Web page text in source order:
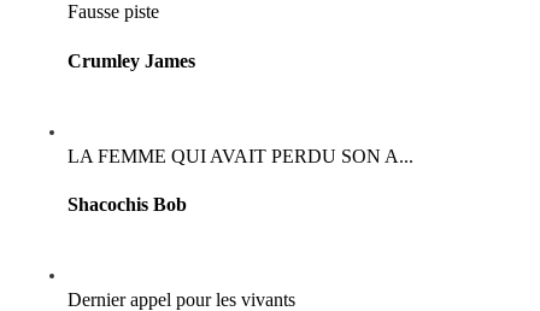
Fausse piste
Crumley James
LA FEMME QUI AVAIT PERDU SON A...
Shacochis Bob
Dernier appel pour les vivants